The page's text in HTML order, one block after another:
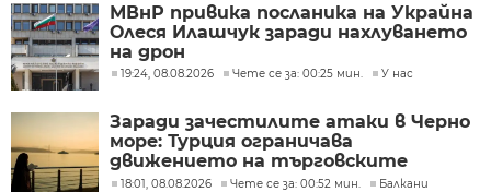
МВнР привика посланика на Украйна
Олеся Илашчук заради нахлуването
на дрон
19:24, 08.08.2026 Чете се за: 00:25 мин. У нас
Заради зачестилите атаки в Черно
море: Турция ограничава
движението на търговските
кораби
18:01, 08.08.2026 Чете се за: 00:52 мин. Балкани